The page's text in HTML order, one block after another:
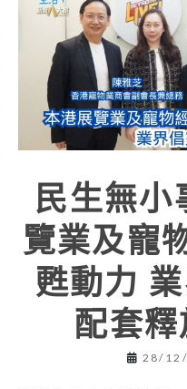
民生無小
覽業及寵
甦動力
配套
28/